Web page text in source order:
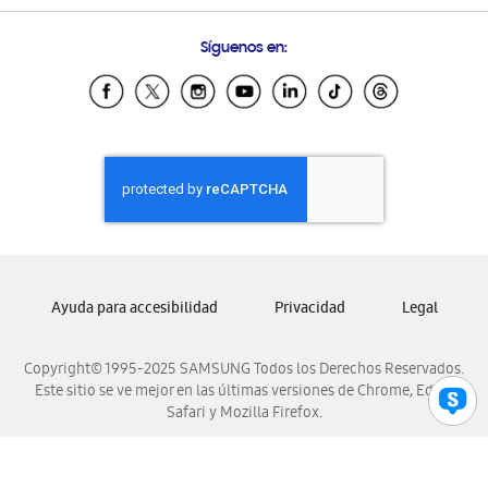
Samsung Ecuador
Samsung El Salvador
Samsung Honduras
Samsung Nicaragua
Samsung Panamá
Samsung Venezuela
Síguenos en:
Copyright© 1995-2025 SAMSUNG Todos los Derechos Reservados.
Este sitio se ve mejor en las últimas versiones de Chrome, Edge,
Safari y Mozilla Firefox.
Ayuda para accesibilidad Privacidad Legal